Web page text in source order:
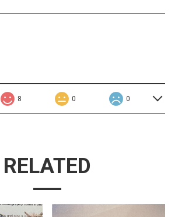
8 0 0
RELATED